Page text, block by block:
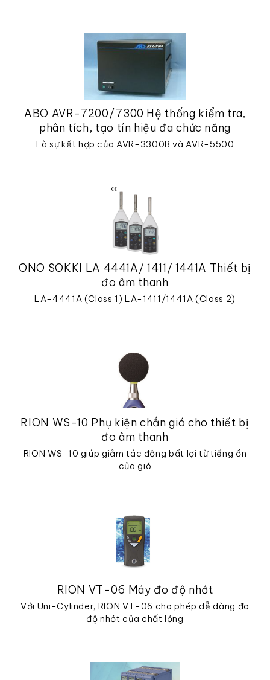
ABO AVR-7200/7300 Hệ thống kiểm tra,
phân tích, tạo tín hiệu đa chức năng
Là sự kết hợp của AVR-3300B và AVR-5500
ONO SOKKI LA 4441A/ 1411/ 1441A Thiết bị
đo âm thanh
LA-4441A (Class 1) LA-1411/1441A (Class 2)
RION WS-10 Phụ kiện chắn gió cho thiết bị
đo âm thanh
RION WS-10 giúp giảm tác động bất lợi từ tiếng ồn
của gió
RION VT-06 Máy đo độ nhớt
Với Uni-Cylinder, RION VT-06 cho phép dễ dàng đo
độ nhớt của chất lỏng